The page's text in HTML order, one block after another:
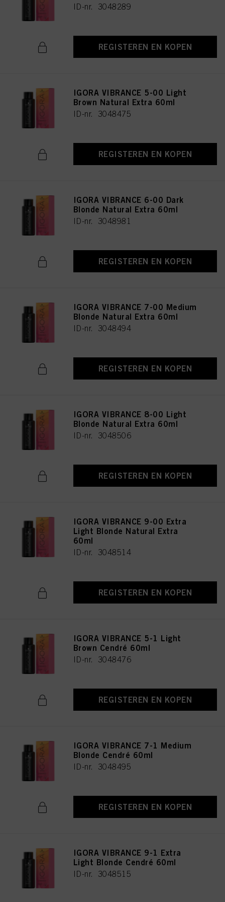
ID-nr. 3048289
REGISTEREN EN KOPEN
IGORA VIBRANCE 5-00 Light
Brown Natural Extra 60ml
ID-nr. 3048475
REGISTEREN EN KOPEN
IGORA VIBRANCE 6-00 Dark
Blonde Natural Extra 60ml
ID-nr. 3048981
REGISTEREN EN KOPEN
IGORA VIBRANCE 7-00 Medium
Blonde Natural Extra 60ml
ID-nr. 3048494
REGISTEREN EN KOPEN
IGORA VIBRANCE 8-00 Light
Blonde Natural Extra 60ml
ID-nr. 3048506
REGISTEREN EN KOPEN
IGORA VIBRANCE 9-00 Extra
Light Blonde Natural Extra
60ml
ID-nr. 3048514
REGISTEREN EN KOPEN
IGORA VIBRANCE 5-1 Light
Brown Cendré 60ml
ID-nr. 3048476
REGISTEREN EN KOPEN
IGORA VIBRANCE 7-1 Medium
Blonde Cendré 60ml
ID-nr. 3048495
REGISTEREN EN KOPEN
IGORA VIBRANCE 9-1 Extra
Light Blonde Cendré 60ml
ID-nr. 3048515